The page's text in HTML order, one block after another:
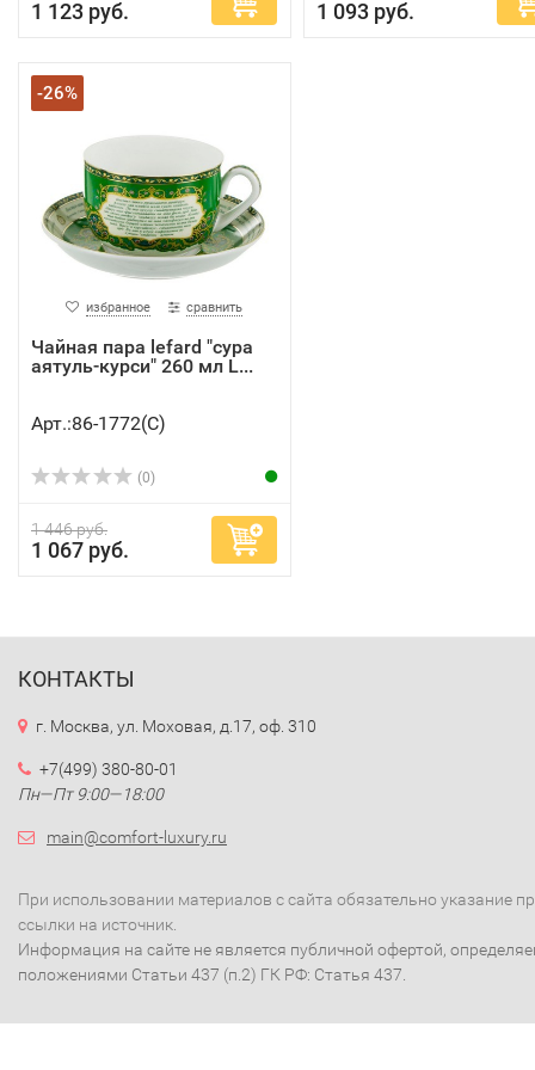
1 123 руб. 1 093 руб.
-26%
избранное сравнить
Чайная пара lefard "сура
аятуль-курси" 260 мл L...
Арт.:86-1772(C)
(0)
1 446 руб.
1 067 руб.
КОНТАКТЫ
г. Москва, ул. Моховая, д.17, оф. 310
+7(499) 380-80-01
Пн—Пт 9:00—18:00
main@comfort-luxury.ru
При использовании материалов с сайта обязательно указание
ссылки на источник.
Информация на сайте не является публичной офертой,
положениями Статьи 437 (п.2) ГК РФ: Статья 437.